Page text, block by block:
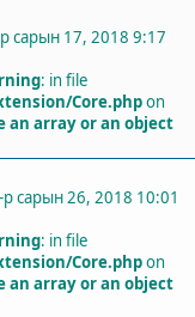
сарын 17, 2018 9:17
: in file
Core.phpon
an array or an object
сарын 26, 2018 10:01
: in file
Core.phpon
an array or an object